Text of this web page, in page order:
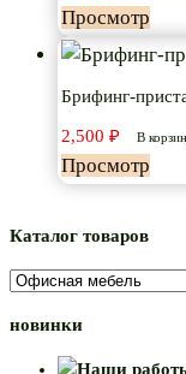
Просмотр
Брифинг-
2,500 ₽ В
Просмотр
Каталог товаров
новинки